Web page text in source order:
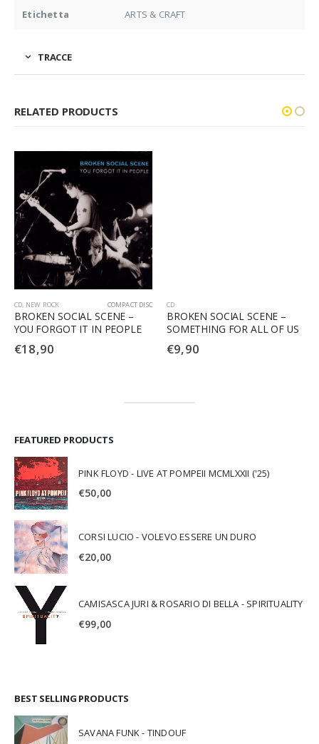
Etichetta ARTS & CRAFT
TRACCE
RELATED PRODUCTS
COMPACT DISC
CD, NEW ROCK
BROKEN SOCIAL SCENE –
YOU FORGOT IT IN PEOPLE
€18,90
CD
BROKEN SOCIAL SCENE –
SOMETHING FOR ALL OF US
€9,90
FEATURED PRODUCTS
PINK FLOYD - LIVE AT POMPEII MCMLXXII ('25)
€50,00
CORSI LUCIO - VOLEVO ESSERE UN DURO
€20,00
CAMISASCA JURI & ROSARIO DI BELLA - SPIRITUALITY
€99,00
BEST SELLING PRODUCTS
SAVANA FUNK - TINDOUF